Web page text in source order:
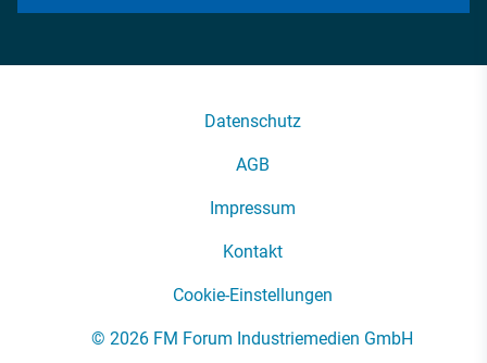
Datenschutz
AGB
Impressum
Kontakt
Cookie-Einstellungen
© 2026 FM Forum Industriemedien GmbH